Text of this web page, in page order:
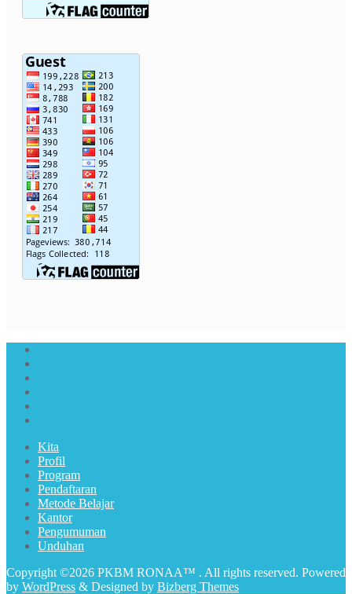
Kita
Profil
Program
Pendaftaran
Metode Belajar
Kantor
Pengumuman
Unduhan
Copyright ©2026 PKBM RONAA™ . All rights reserved. Powered
by WordPress & Designed by Bizberg Themes